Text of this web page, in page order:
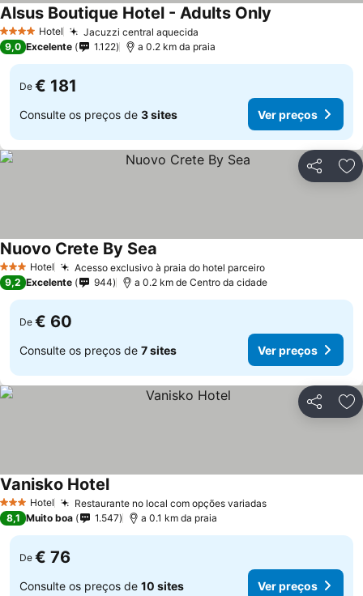
4 EstrelasHotel Jacuzzi central aquecida
Alsus Boutique Hotel - Adults Only
9,0 Excelente 1.122 a 0.2 km da praia
De € 181
Consulte os preços de 3 sites Ver preços
Partilhar
3 EstrelasHotel Acesso exclusivo à praia do hotel parceiro
Nuovo Crete By Sea
9,2 Excelente 944 a 0.2 km de Centro da cidade
De € 60
Consulte os preços de 7 sites Ver preços
Partilhar
3 EstrelasHotel Restaurante no local com opções variadas
Vanisko Hotel
8,1 Muito boa 1.547 a 0.1 km da praia
De € 76
Consulte os preços de 10 sites Ver preços